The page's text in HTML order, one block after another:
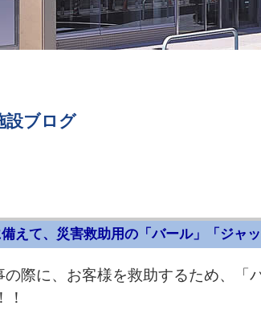
設ブログ
えて、災害救助用の「バール」「ジャ
の際に、お客様を救助するため、「
！